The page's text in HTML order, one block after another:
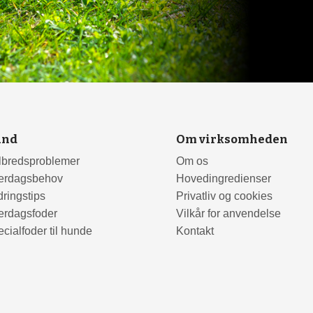
til hunde
Om virksomheden
Om os
Hovedingredienser
Privatliv og cookies
Vilkår for anvendelse
Kontakt